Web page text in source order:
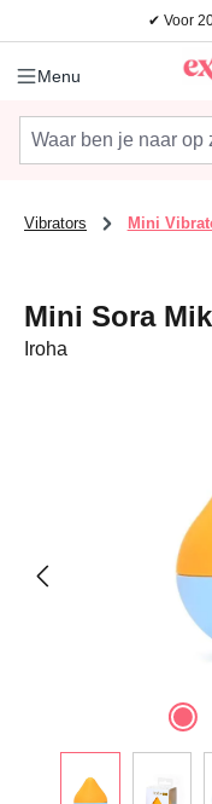
Ga naar de ✔ Voor
Menu
Vibrators Mini
Mini Sora
Iroha